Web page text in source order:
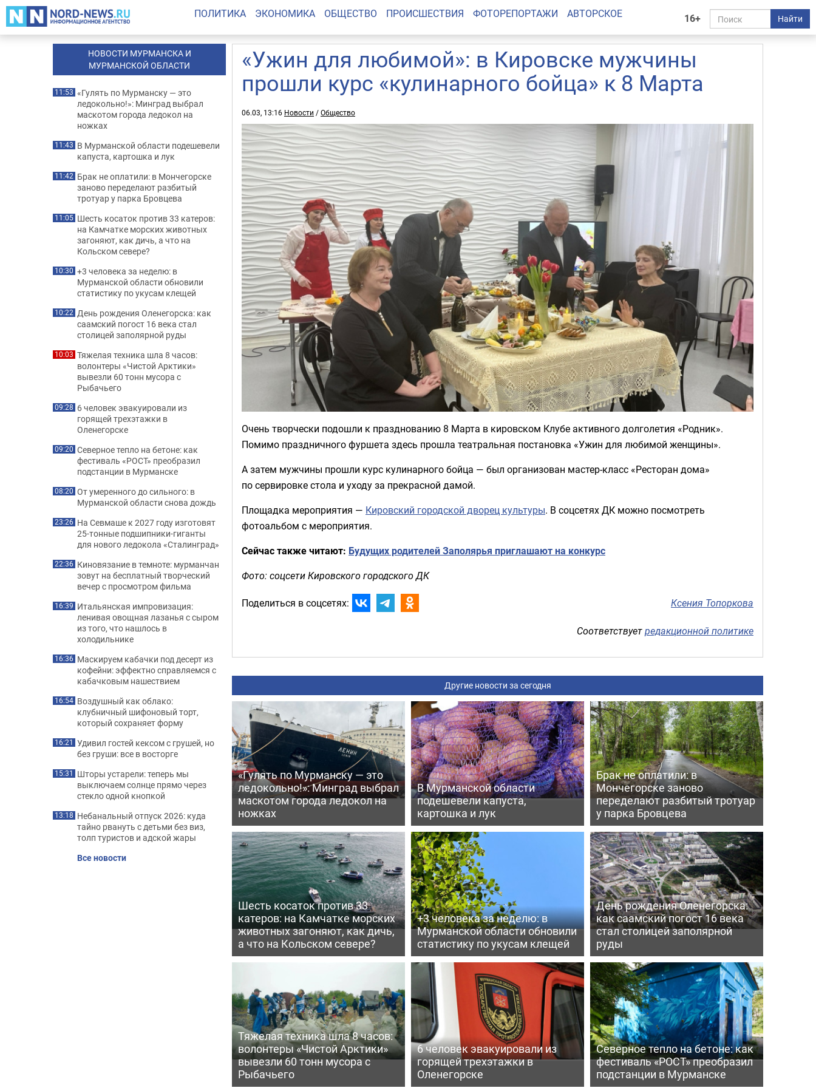
16+ Найти
ПОЛИТИКА ЭКОНОМИКА ОБЩЕСТВО ПРОИСШЕСТВИЯ ФОТОРЕПОРТАЖИ АВТОРСКОЕ
«Ужин для любимой»: в Кировске мужчины
прошли курс «кулинарного бойца» к 8 Марта
06.03, 13:16 Новости /Общество
Очень творчески подошли к празднованию 8 Марта в кировском Клубе активного долголетия «Родник».
Помимо праздничного фуршета здесь прошла театральная постановка «Ужин для любимой женщины».
А затем мужчины прошли курс кулинарного бойца — был организован мастер-класс «Ресторан дома»
по сервировке стола и уходу за прекрасной дамой.
Площадка мероприятия — Кировский городской дворец культуры. В соцсетях ДК можно посмотреть
фотоальбом с мероприятия.
Сейчас также читают: Будущих родителей Заполярья приглашают на конкурс
Фото: соцсети Кировского городского ДК
Поделиться в соцсетях: Ксения Топоркова
Соответствуетредакционной политике
Другие новости за сегодня
«Гулять по Мурманску — это
ледокольно!»: Минград выбрал
маскотом города ледокол на
ножках
В Мурманской области
подешевели капуста,
картошка и лук
Брак не оплатили: в
Мончегорске заново
переделают разбитый тротуар
у парка Бровцева
Шесть косаток против 33
катеров: на Камчатке морских
животных загоняют, как дичь,
а что на Кольском севере?
+3 человека за неделю: в
Мурманской области обновили
статистику по укусам клещей
День рождения Оленегорска:
как саамский погост 16 века
стал столицей заполярной
руды
Тяжелая техника шла 8 часов:
волонтеры «Чистой Арктики»
вывезли 60 тонн мусора с
Рыбачьего
6 человек эвакуировали из
горящей трехэтажки в
Оленегорске
Северное тепло на бетоне: как
фестиваль «РОСТ» преобразил
подстанции в Мурманске
НОВОСТИ МУРМАНСКА И
МУРМАНСКОЙ ОБЛАСТИ
11:53 «Гулять по Мурманску — это
ледокольно!»: Минград выбрал
маскотом города ледокол на
ножках
11:43 В Мурманской области подешевели
капуста, картошка и лук
11:42 Брак не оплатили: в Мончегорске
заново переделают разбитый
тротуар у парка Бровцева
11:05 Шесть косаток против 33 катеров:
на Камчатке морских животных
загоняют, как дичь, а что на
Кольском севере?
10:30 +3 человека за неделю: в
Мурманской области обновили
статистику по укусам клещей
10:22 День рождения Оленегорска: как
саамский погост 16 века стал
столицей заполярной руды
10:03 Тяжелая техника шла 8 часов:
волонтеры «Чистой Арктики»
вывезли 60 тонн мусора с
Рыбачьего
09:28 6 человек эвакуировали из
горящей трехэтажки в
Оленегорске
09:20 Северное тепло на бетоне: как
фестиваль «РОСТ» преобразил
подстанции в Мурманске
08:20 От умеренного до сильного: в
Мурманской области снова дождь
23:26 На Севмаше к 2027 году изготовят
25-тонные подшипники-гиганты
для нового ледокола «Сталинград»
22:36 Киновязание в темноте: мурманчан
зовут на бесплатный творческий
вечер с просмотром фильма
16:39 Итальянская импровизация:
ленивая овощная лазанья с сыром
из того, что нашлось в
холодильнике
16:36 Маскируем кабачки под десерт из
кофейни: эффектно справляемся с
кабачковым нашествием
16:54 Воздушный как облако:
клубничный шифоновый торт,
который сохраняет форму
16:21 Удивил гостей кексом с грушей, но
без груши: все в восторге
15:31 Шторы устарели: теперь мы
выключаем солнце прямо через
стекло одной кнопкой
13:18 Небанальный отпуск 2026: куда
тайно рвануть с детьми без виз,
толп туристов и адской жары
Все новости